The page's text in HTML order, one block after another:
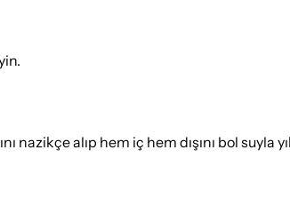
alıp hem iç hem dışını bol suyla